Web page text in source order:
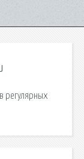
регулярных